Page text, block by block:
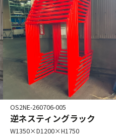
OS2NE-260706-005
逆ネスティングラック
W1350×D1200×H1750